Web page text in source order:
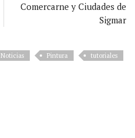
Comercarne y Ciudades de
Sigmar
Noticias Pintura tutoriales